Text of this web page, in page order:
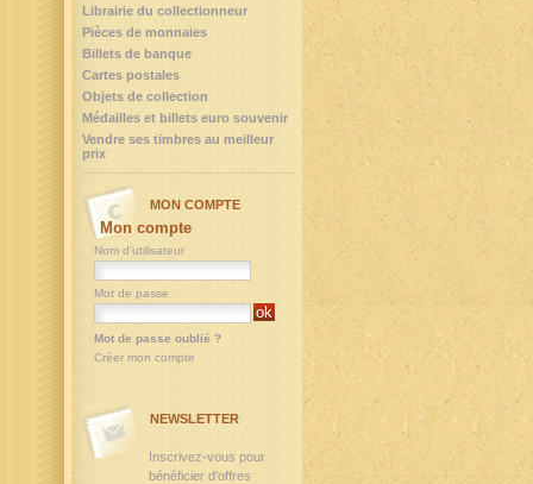
Librairie du collectionneur
Pièces de monnaies
Billets de banque
Cartes postales
Objets de collection
Médailles et billets euro souvenir
Vendre ses timbres au meilleur
prix
MON COMPTE
Mon compte
Nom d'utilisateur
Mot de passe
Mot de passe oublié ?
Créer mon compte
NEWSLETTER
Inscrivez-vous pour
bénéficier d'offres